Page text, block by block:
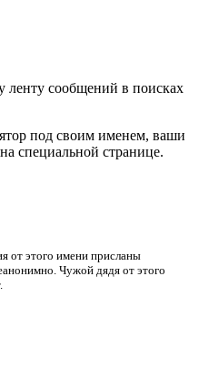
ленту сообщений в поисках
под своим именем, ваши
специальной странице.
от этого имени присланы
Чужой дядя от этого